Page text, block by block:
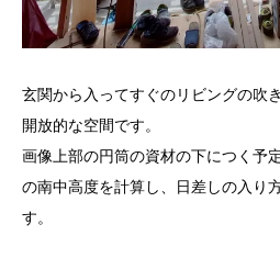
玄関から入ってすぐのリビングの吹
開放的な空間です。
画像上部の円筒の資材の下につく予
の南中高度を計算し、日差しの入り
す。